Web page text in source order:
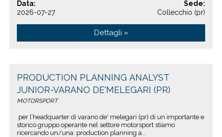
Data:
2026-07-27
Sede:
Collecchio (pr)
Dettagli »
PRODUCTION PLANNING ANALYST
JUNIOR-VARANO DE'MELEGARI (PR)
MOTORSPORT
per l’headquarter di varano de' melegari (pr) di un importante e
storico gruppo operante nel settore motorsport stiamo
ricercando un/una: production planning a...